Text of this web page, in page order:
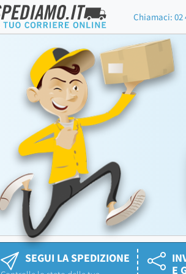
Chiamaci: 02
SEGUI LA SPEDIZIONE
E